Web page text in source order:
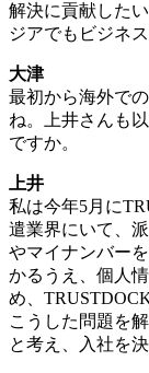
解決に貢献した
ジアでもビジネ
大津
最初から海外で
ね。上井さんも
ですか。
上井
私は今年5月に
遣業界にいて、
やマイナンバー
かるうえ、個人
め、
こうした問題を
と考え、入社を決